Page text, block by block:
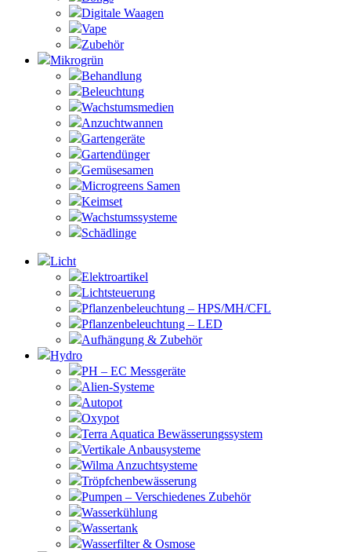
Digitale Waagen
Vape
Zubehör
Mikrogrün
Behandlung
Beleuchtung
Wachstumsmedien
Anzuchtwannen
Gartengeräte
Gartendünger
Gemüsesamen
Microgreens Samen
Keimset
Wachstumssysteme
Schädlinge
Licht
Elektroartikel
Lichtsteuerung
Pflanzenbeleuchtung – HPS/MH/CFL
Pflanzenbeleuchtung – LED
Aufhängung & Zubehör
Hydro
PH – EC Messgeräte
Alien-Systeme
Autopot
Oxypot
Terra Aquatica Bewässerungssystem
Vertikale Anbausysteme
Wilma Anzuchtsysteme
Tröpfchenbewässerung
Pumpen – Verschiedenes Zubehör
Wasserkühlung
Wassertank
Wasserfilter & Osmose